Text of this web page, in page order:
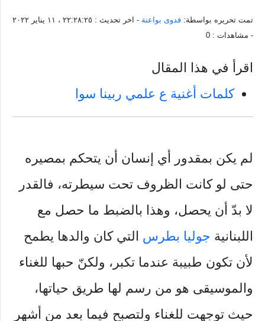
تمت تحريره بواسطة: فدوى بواعنة - اخر تحديث : ٢٢:٢٨:٢٥ ، ١١ يناير ٢٠٢٢
- مشاهدات : 0
اقرأ في هذا المقال
كلمات أغنية ع علمي ربينا سوا
لم يكن بمقدور أي إنسان أن يتحكم بمصيره
حتى لو كانت الظروف تحت سيطرته، فالقدر
لا بدّ أن يحصل، وهذا بالضبط ما حصل مع
اللبنانية جوليا بطرس التي كان والدها يطمح
لأن تكون طبيبة عندما تكبر، ولكنّ حبها للغناء
والموسيقى هو من رسم لها طريق حياتها،
حيث توجهت للغناء ولتصبح فيما بعد من أشهر